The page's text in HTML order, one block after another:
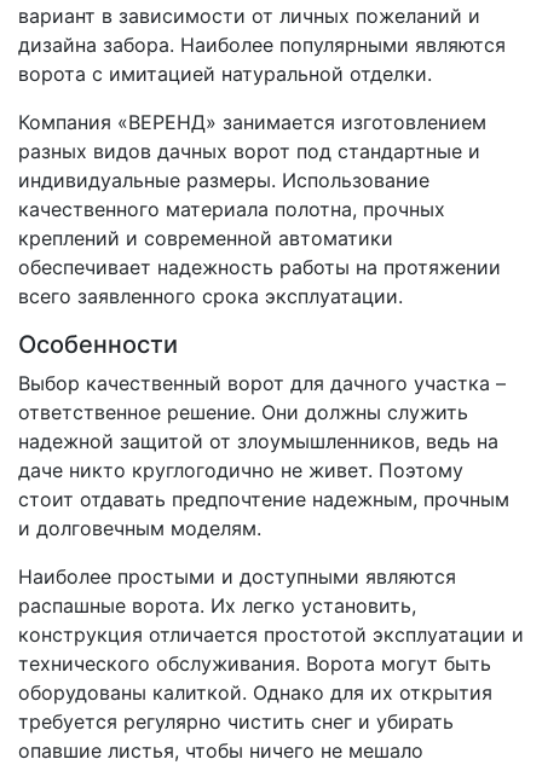
вариант в зависимости от личных пожеланий и
дизайна забора. Наиболее популярными являются
ворота с имитацией натуральной отделки.
Компания «ВЕРЕНД» занимается изготовлением
разных видов дачных ворот под стандартные и
индивидуальные размеры. Использование
качественного материала полотна, прочных
креплений и современной автоматики
обеспечивает надежность работы на протяжении
всего заявленного срока эксплуатации.
Особенности
Выбор качественный ворот для дачного участка –
ответственное решение. Они должны служить
надежной защитой от злоумышленников, ведь на
даче никто круглогодично не живет. Поэтому
стоит отдавать предпочтение надежным, прочным
и долговечным моделям.
Наиболее простыми и доступными являются
распашные ворота. Их легко установить,
конструкция отличается простотой эксплуатации и
технического обслуживания. Ворота могут быть
оборудованы калиткой. Однако для их открытия
требуется регулярно чистить снег и убирать
опавшие листья, чтобы ничего не мешало